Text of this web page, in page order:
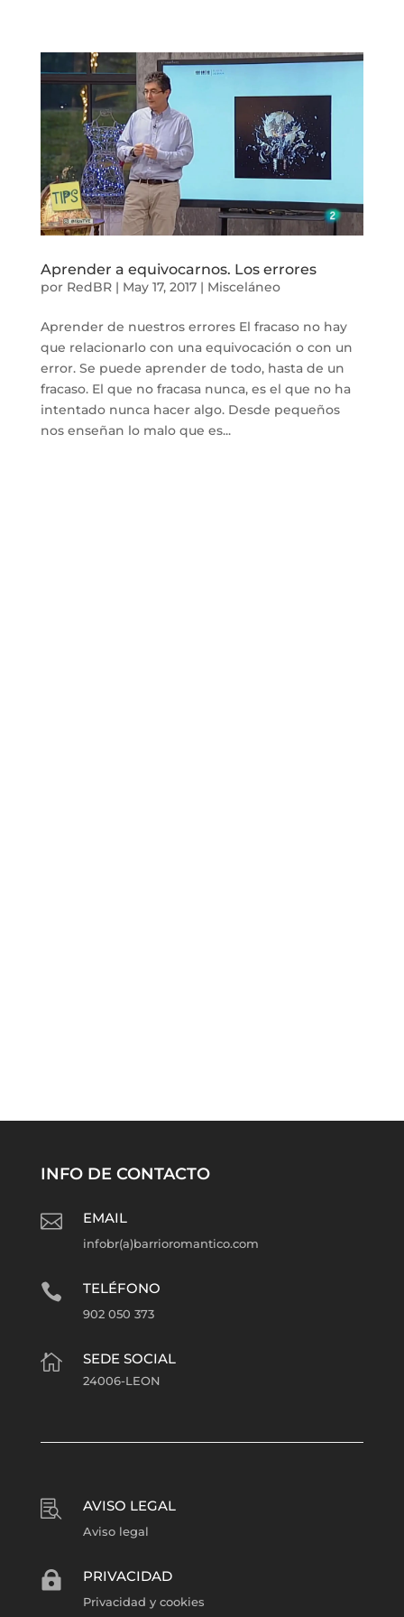
Aprender a equivocarnos. Los errores
por RedBR| May 17, 2017| Misceláneo
Aprender de nuestros errores El fracaso no hay
que relacionarlo con una equivocación o con un
error. Se puede aprender de todo, hasta de un
fracaso. El que no fracasa nunca, es el que no ha
intentado nunca hacer algo. Desde pequeños
nos enseñan lo malo que es...
INFO DE CONTACTO
 EMAIL
infobr(a)barrioromantico.com
 TELÉFONO
902 050 373
 SEDE SOCIAL
24006-LEON
 AVISO LEGAL
Aviso legal
 PRIVACIDAD
Privacidad y cookies